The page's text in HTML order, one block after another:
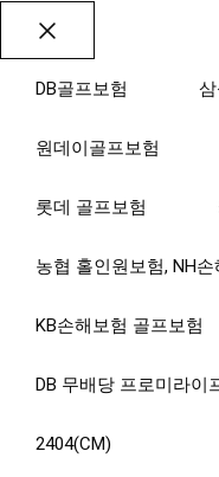
Close
DB골프보험
원데이골프보험
롯데 골프보험
농협 홀인원보험, NH
KB손해보험 골프보험
DB 무배당 프로미라이
2404(CM)